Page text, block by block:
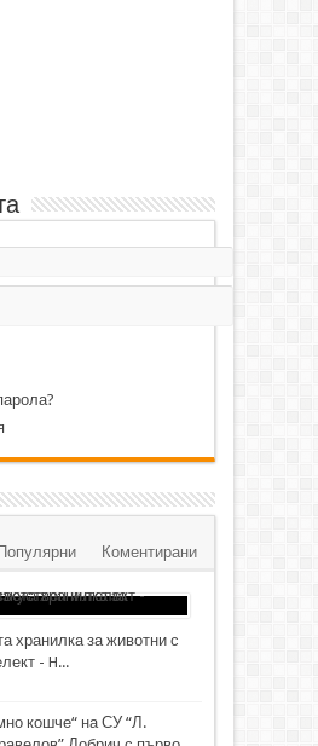
Популярни Коментирани
хранилка за животни с
- H...
кошче“ на СУ “Л.